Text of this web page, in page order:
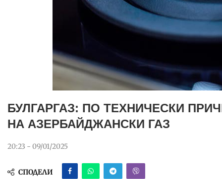
БУЛГАРГАЗ: ПО ТЕХНИЧЕСКИ
НА АЗЕРБАЙДЖАНСКИ ГАЗ
20:23 - 09/01/2025
СПОДЕЛИ